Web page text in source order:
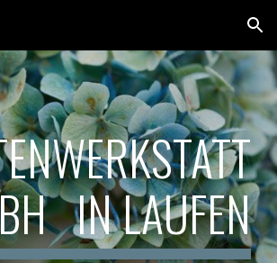
Skip to navigation
IN LAUFEN